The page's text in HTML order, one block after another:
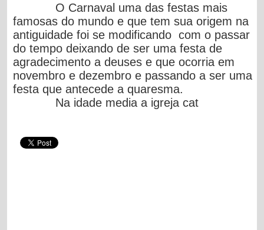
O Carnaval uma das festas mais
famosas do mundo e que tem sua origem na
antiguidade foi se modificando com o passar
do tempo deixando de ser uma festa de
agradecimento a deuses e que ocorria em
novembro e dezembro e passando a ser uma
festa que antecede a quaresma.
Na idade media a igreja cat